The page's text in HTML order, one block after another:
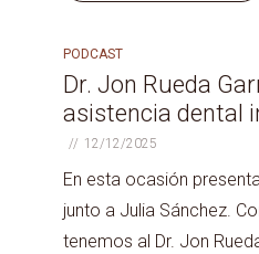
PODCAST
Dr. Jon Rueda
asistencia dental
12/12/2025
En esta ocasión
junto a Julia Sánchez.
tenemos al Dr. Jon